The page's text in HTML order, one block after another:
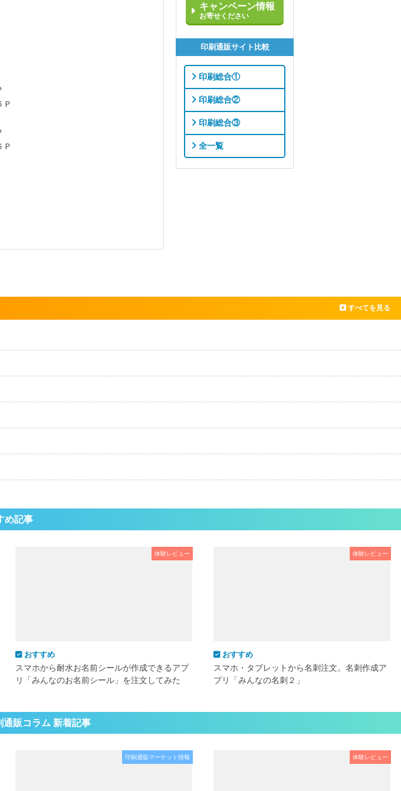
Ｐ
Ｐ
キャンペーン情報
お寄せください
印刷通販サイト比較
印刷総合①
印刷総合②
印刷総合③
全一覧
すべてを見る
め記事
体験レビュー
おすすめ
スマホから耐水お名前シールが作成できるアプ
リ「みんなのお名前シール」を注文してみた
体験レビュー
おすすめ
スマホ・タブレットから名刺注文。名刺作成ア
プリ「みんなの名刺２」
販コラム 新着記事
印刷通販マーケット情報 体験レビュー